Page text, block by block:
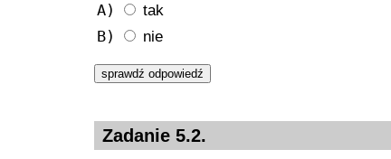
A) tak
B) nie
Zadanie 5.2.